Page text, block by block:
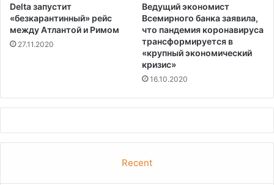
Delta запустит
«безкарантинный» рейс
между Атлантой и Римом
27.11.2020
Ведущий экономист
Всемирного банка заявила,
что пандемия коронавируса
трансформируется в
«крупный экономический
кризис»
16.10.2020
Recent